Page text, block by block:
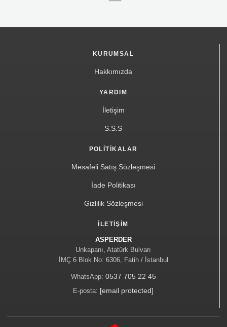
KURUMSAL
Hakkımızda
YARDIM
İletişim
S.S.S
POLITIKALAR
Mesafeli Satış Sözleşmesi
İade Politikası
Gizlilik Sözleşmesi
İLETIŞIM
ASPERDER
Unkapanı, Atatürk Bulvarı
İMÇ 6 Blok No: 6306, Fatih / İstanbul
WhatsApp: 0537 705 22 45
E-posta: [email protected]